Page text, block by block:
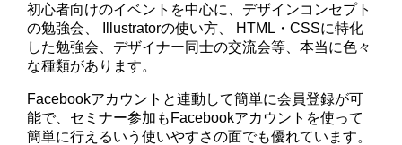
初心者向けのイベントを中心に、デザインコンセプト
の勉強会、 Illustratorの使い方、 HTML・CSSに特化
した勉強会、デザイナー同士の交流会等、本当に色々
な種類があります。
Facebookアカウントと連動して簡単に会員登録が可
能で、セミナー参加もFacebookアカウントを使って
簡単に行えるいう使いやすさの面でも優れています。